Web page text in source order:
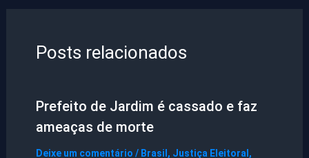
Posts relacionados
Prefeito de Jardim é cassado e faz
ameaças de morte
Deixe um comentário / Brasil , Justiça Eleitoral ,